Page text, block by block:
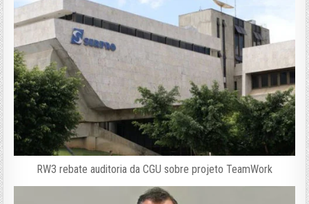
RW3 rebate auditoria da CGU sobre projeto TeamWork